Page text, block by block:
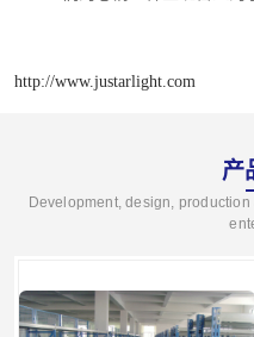
http://www.justarlight.com
产
Development, design,